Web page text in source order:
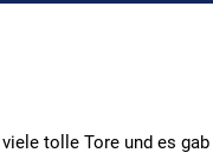
tolle Tore und es gab